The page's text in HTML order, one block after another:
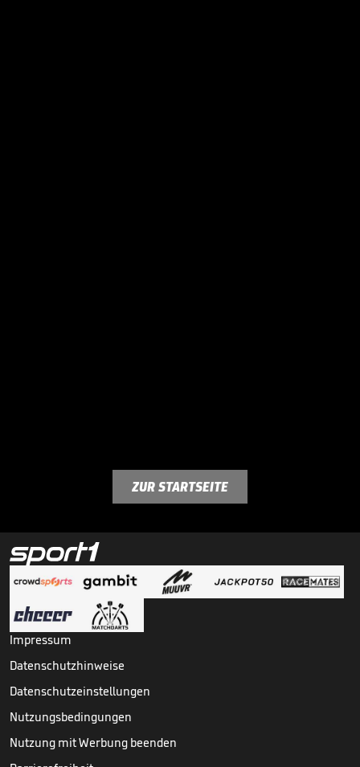
ZUR STARTSEITE
Impressum
Datenschutzhinweise
Datenschutzeinstellungen
Nutzungsbedingungen
Nutzung mit Werbung beenden